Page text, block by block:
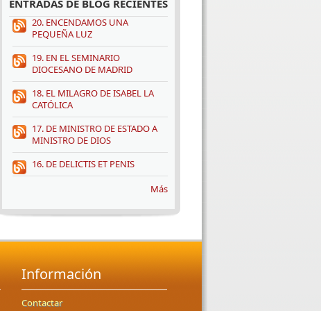
ENTRADAS DE BLOG RECIENTES
20. ENCENDAMOS UNA
PEQUEÑA LUZ
19. EN EL SEMINARIO
DIOCESANO DE MADRID
18. EL MILAGRO DE ISABEL LA
CATÓLICA
17. DE MINISTRO DE ESTADO A
MINISTRO DE DIOS
16. DE DELICTIS ET PENIS
Más
Información
Contactar